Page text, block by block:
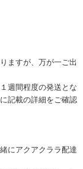
ますが、万が一ご出
週間程度の発送とな
記載の詳細をご確認
にアクアクララ配達